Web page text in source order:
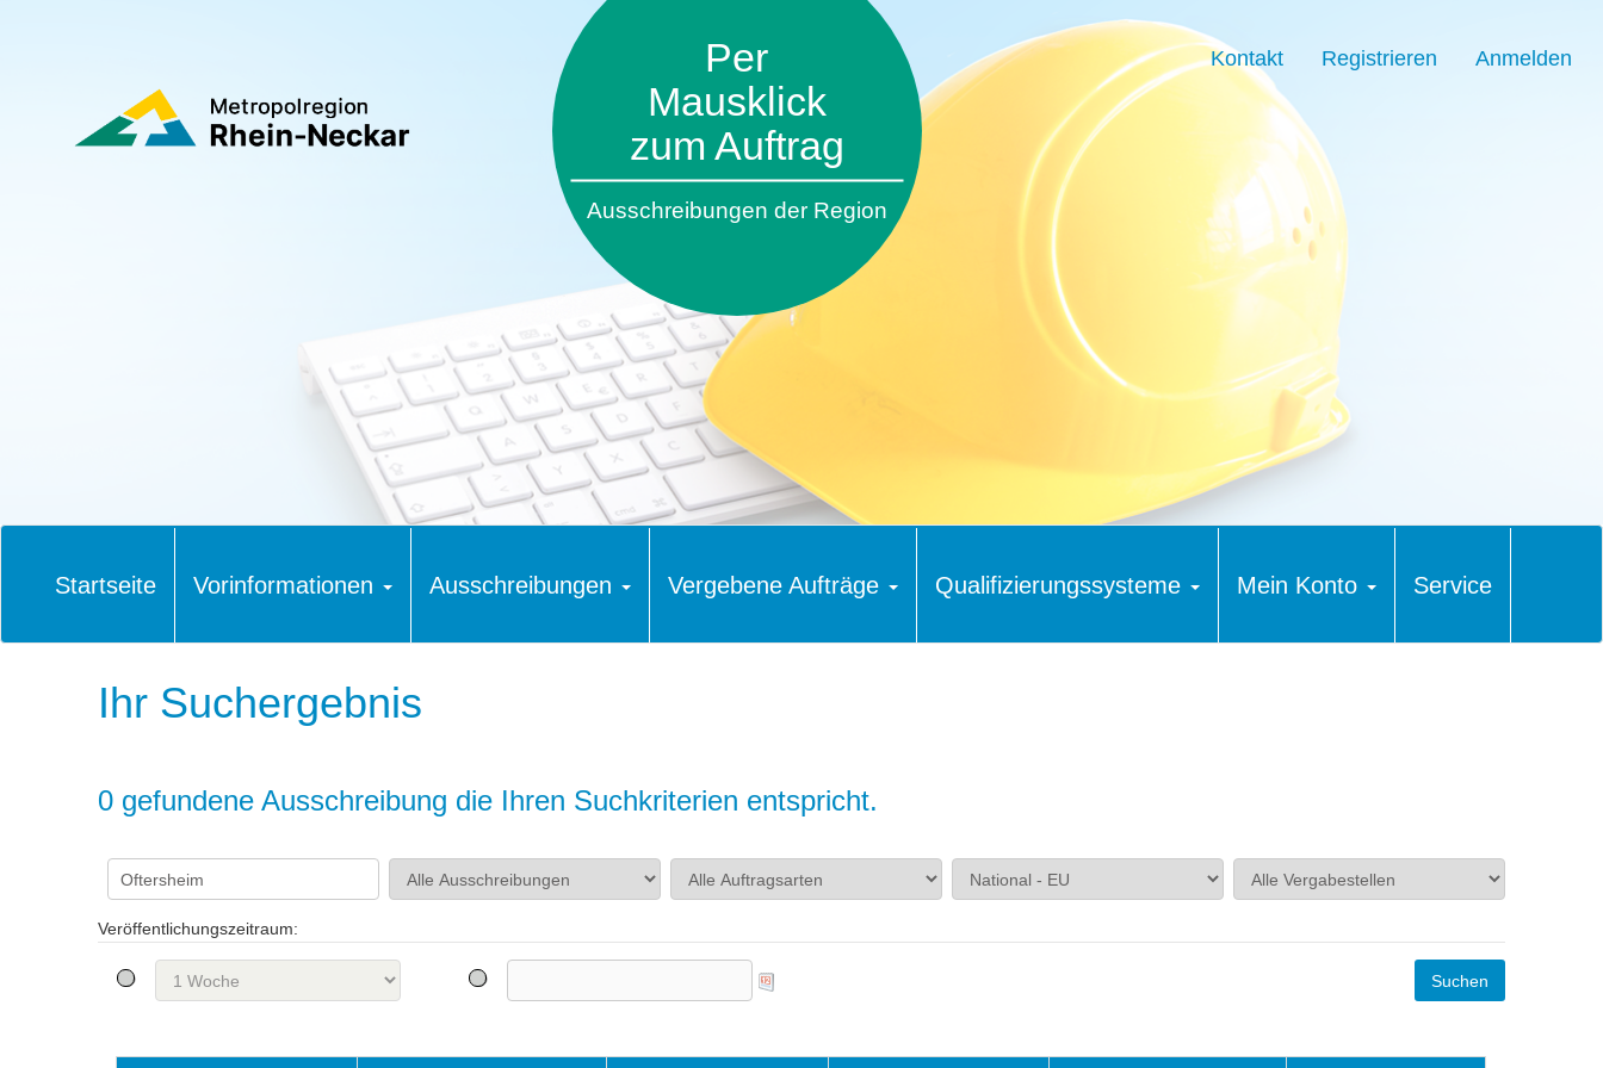
Per
Mausklick
zum Auftrag
Ausschreibungen der Region
Kontakt Registrieren Anmelden
Startseite Vorinformationen Ausschreibungen Vergebene Aufträge Qualifizierungssysteme Mein Konto Service
Ihr Suchergebnis
0 gefundene Ausschreibung die Ihren Suchkriterien entspricht.
Veröffentlichungszeitraum: